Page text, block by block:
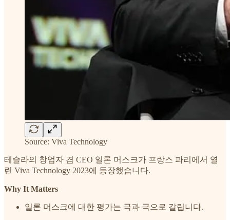
Source: Viva Technology
테슬라의 창업자 겸 CEO 일론 머스크가 프랑스 파리에서 열
린 Viva Technology 2023에 등장했습니다.
Why It Matters
일론 머스크에 대한 평가는 극과 극으로 갈립니다.